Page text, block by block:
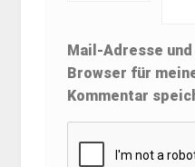
Mail-Adresse
Browser für
Kommentar